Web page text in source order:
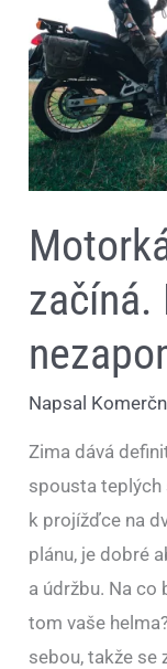
začíná.
Napsal
Zima dává
spousta teplých
k projížďce na
plánu, je dobré
a údržbu. Na co
tom vaše
sebou, takže se